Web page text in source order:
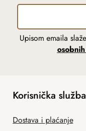
Upisom emaila
Korisnička služba
Dostava i plaćanje